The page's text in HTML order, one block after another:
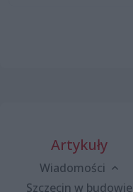
Artykuły
Wiadomości
Szczecin w budowie